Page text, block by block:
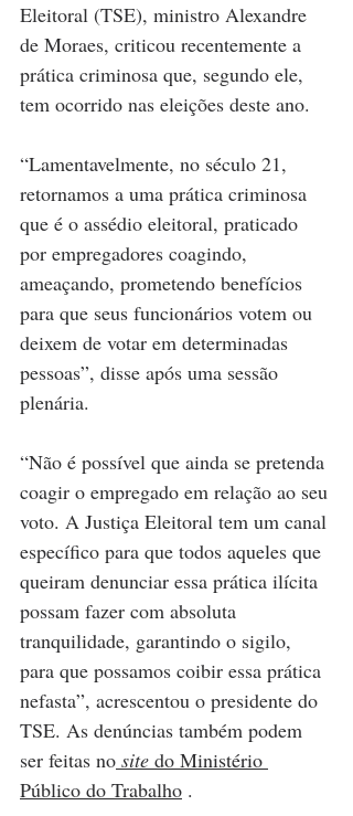
Eleitoral (TSE), ministro Alexandre
de Moraes, criticou recentemente a
prática criminosa que, segundo ele,
tem ocorrido nas eleições deste ano.
“Lamentavelmente, no século 21,
retornamos a uma prática criminosa
que é o assédio eleitoral, praticado
por empregadores coagindo,
ameaçando, prometendo benefícios
para que seus funcionários votem ou
deixem de votar em determinadas
pessoas”, disse após uma sessão
plenária.
“Não é possível que ainda se pretenda
coagir o empregado em relação ao seu
voto. A Justiça Eleitoral tem um canal
específico para que todos aqueles que
queiram denunciar essa prática ilícita
possam fazer com absoluta
tranquilidade, garantindo o sigilo,
para que possamos coibir essa prática
nefasta”, acrescentou o presidente do
TSE. As denúncias também podem
ser feitas no site do Ministério
Público do Trabalho .